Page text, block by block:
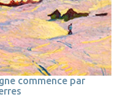
commence par